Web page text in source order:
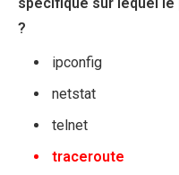
?
ipconfig
netstat
telnet
traceroute